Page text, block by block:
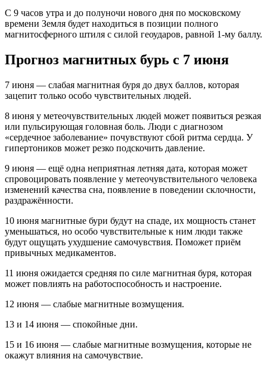
С 9 часов утра и до полуночи нового дня по московскому
времени Земля будет находиться в позиции полного
магнитосферного штиля с силой геоударов, равной 1-му баллу.
Прогноз магнитных бурь с 7 июня
7 июня — слабая магнитная буря до двух баллов, которая
зацепит только особо чувствительных людей.
8 июня у метеочувствительных людей может появиться резкая
или пульсирующая головная боль. Люди с диагнозом
«сердечное заболевание» почувствуют сбой ритма сердца. У
гипертоников может резко подскочить давление.
9 июня — ещё одна неприятная летняя дата, которая может
спровоцировать появление у метеочувствительного человека
изменений качества сна, появление в поведении склочности,
раздражённости.
10 июня магнитные бури будут на спаде, их мощность станет
уменьшаться, но особо чувствительные к ним люди также
будут ощущать ухудшение самочувствия. Поможет приём
привычных медикаментов.
11 июня ожидается средняя по силе магнитная буря, которая
может повлиять на работоспособность и настроение.
12 июня — слабые магнитные возмущения.
13 и 14 июня — спокойные дни.
15 и 16 июня — слабые магнитные возмущения, которые не
окажут влияния на самочувствие.